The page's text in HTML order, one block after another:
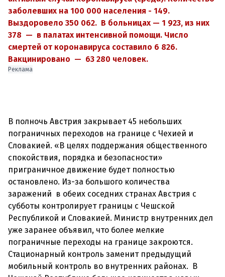
заболевших на 100 000 населения - 149.
Выздоровело 350 062. В больницах — 1 923, из них
378 — в палатах интенсивной помощи. Число
смертей от коронавируса составило 6 826.
Вакцинировано — 63 280 человек.
Реклама
В полночь Австрия закрывает 45 небольших
пограничных переходов на границе с Чехией и
Словакией. «В целях поддержания общественного
спокойствия, порядка и безопасности»
приграничное движение будет полностью
остановлено. Из-за большого количества
заражений в обеих соседних странах Австрия с
субботы контролирует границы с Чешской
Республикой и Словакией. Министр внутренних дел
уже заранее объявил, что более мелкие
пограничные переходы на границе закроются.
Стационарный контроль заменит предыдущий
мобильный контроль во внутренних районах. В